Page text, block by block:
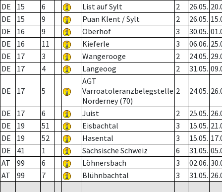
DE
15 6 List auf Sylt 2 26.05.
DE
15 9 Puan Klent / Sylt 2 26.05.
DE
16 9 Oberhof 3 30.05.
DE
16 11 Kieferle 3 06.06.
DE
17 3 Wangerooge 2 24.05.
DE
17 4 Langeoog 2 31.05.
DE 17 5
AGT
Varroatoleranzbelegstelle
Norderney (70)
2 24.05.
DE 17 6 Juist 2 25.05.
DE
19 51 Eisbachtal 3 15.05.
DE
19 52 Hasental 3 15.05.
DE
41 1 Sächsische Schweiz 6 31.05.
AT
99 6 Löhnersbach 3 02.06.
AT
99 7 Blühnbachtal 3 31.05.